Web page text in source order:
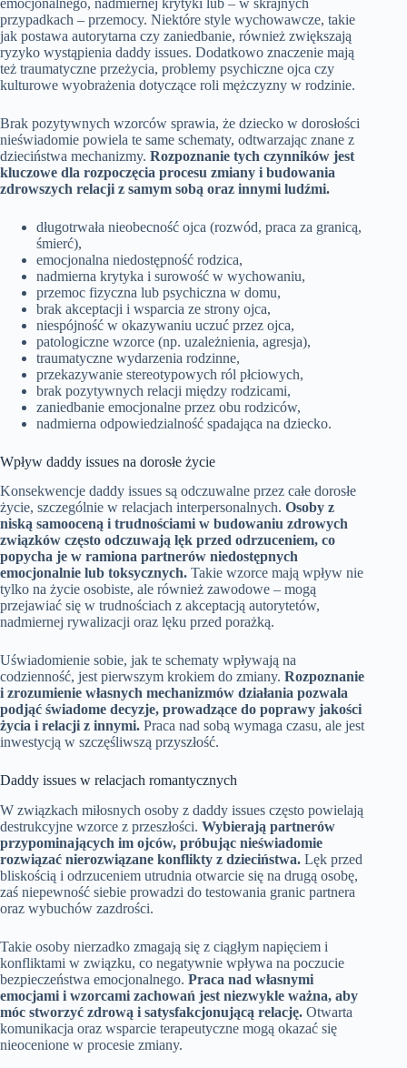
przypadkach – przemocy. Niektóre style wychowawcze, takie
jak postawa autorytarna czy zaniedbanie, również zwiększają
ryzyko wystąpienia daddy issues. Dodatkowo znaczenie mają
też traumatyczne przeżycia, problemy psychiczne ojca czy
kulturowe wyobrażenia dotyczące roli mężczyzny w rodzinie.
Brak pozytywnych wzorców sprawia, że dziecko w dorosłości
nieświadomie powiela te same schematy, odtwarzając znane z
dzieciństwa mechanizmy. Rozpoznanie tych czynników jest
kluczowe dla rozpoczęcia procesu zmiany i budowania
zdrowszych relacji z samym sobą oraz innymi ludźmi.
długotrwała nieobecność ojca (rozwód, praca za granicą,
śmierć),
emocjonalna niedostępność rodzica,
nadmierna krytyka i surowość w wychowaniu,
przemoc fizyczna lub psychiczna w domu,
brak akceptacji i wsparcia ze strony ojca,
niespójność w okazywaniu uczuć przez ojca,
patologiczne wzorce (np. uzależnienia, agresja),
traumatyczne wydarzenia rodzinne,
przekazywanie stereotypowych ról płciowych,
brak pozytywnych relacji między rodzicami,
zaniedbanie emocjonalne przez obu rodziców,
nadmierna odpowiedzialność spadająca na dziecko.
Wpływ daddy issues na dorosłe życie
Konsekwencje daddy issues są odczuwalne przez całe dorosłe
życie, szczególnie w relacjach interpersonalnych. Osoby z
niską samooceną i trudnościami w budowaniu zdrowych
związków często odczuwają lęk przed odrzuceniem, co
popycha je w ramiona partnerów niedostępnych
emocjonalnie lub toksycznych. Takie wzorce mają wpływ nie
tylko na życie osobiste, ale również zawodowe – mogą
przejawiać się w trudnościach z akceptacją autorytetów,
nadmiernej rywalizacji oraz lęku przed porażką.
Uświadomienie sobie, jak te schematy wpływają na
codzienność, jest pierwszym krokiem do zmiany. Rozpoznanie
i zrozumienie własnych mechanizmów działania pozwala
podjąć świadome decyzje, prowadzące do poprawy jakości
życia i relacji z innymi. Praca nad sobą wymaga czasu, ale jest
inwestycją w szczęśliwszą przyszłość.
Daddy issues w relacjach romantycznych
W związkach miłosnych osoby z daddy issues często powielają
destrukcyjne wzorce z przeszłości. Wybierają partnerów
przypominających im ojców, próbując nieświadomie
rozwiązać nierozwiązane konflikty z dzieciństwa. Lęk przed
bliskością i odrzuceniem utrudnia otwarcie się na drugą osobę,
zaś niepewność siebie prowadzi do testowania granic partnera
oraz wybuchów zazdrości.
Takie osoby nierzadko zmagają się z ciągłym napięciem i
konfliktami w związku, co negatywnie wpływa na poczucie
bezpieczeństwa emocjonalnego. Praca nad własnymi
emocjami i wzorcami zachowań jest niezwykle ważna, aby
móc stworzyć zdrową i satysfakcjonującą relację. Otwarta
komunikacja oraz wsparcie terapeutyczne mogą okazać się
nieocenione w procesie zmiany.